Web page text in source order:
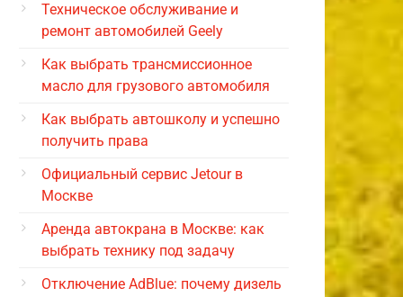
Техническое обслуживание и
ремонт автомобилей Geely
Как выбрать трансмиссионное
масло для грузового автомобиля
Как выбрать автошколу и успешно
получить права
Официальный сервис Jetour в
Москве
Аренда автокрана в Москве: как
выбрать технику под задачу
Отключение AdBlue: почему дизель